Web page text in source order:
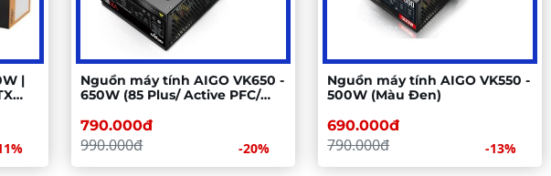
|
Nguồn máy tính AIGO VK650 -
650W (85 Plus/ Active PFC/
790.000đ
990.000đ -20%
Nguồn máy tính AIGO VK550 -
500W (Màu Đen)
690.000đ
790.000đ -13%